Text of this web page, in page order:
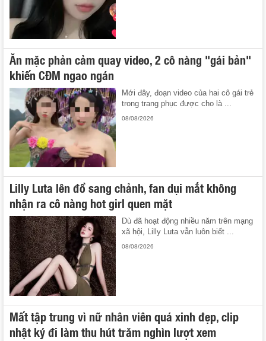
Ăn mặc phản cảm quay video, 2 cô nàng "gái bản"
khiến CĐM ngao ngán
Mới đây, đoạn video của hai cô gái trẻ
trong trang phục được cho là ...
08/08/2026
Lilly Luta lên đồ sang chảnh, fan dụi mắt không
nhận ra cô nàng hot girl quen mặt
Dù đã hoạt động nhiều năm trên mạng
xã hội, Lilly Luta vẫn luôn biết ...
08/08/2026
Mất tập trung vì nữ nhân viên quá xinh đẹp, clip
nhật ký đi làm thu hút trăm nghìn lượt xem